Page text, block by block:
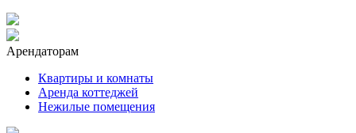
Арендаторам
Квартиры и комнаты
Аренда коттеджей
Нежилые помещения